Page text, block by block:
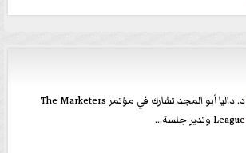
د. داليا أبو المجد تشارك في مؤتمر The Marketers
League وتدير جلسة...